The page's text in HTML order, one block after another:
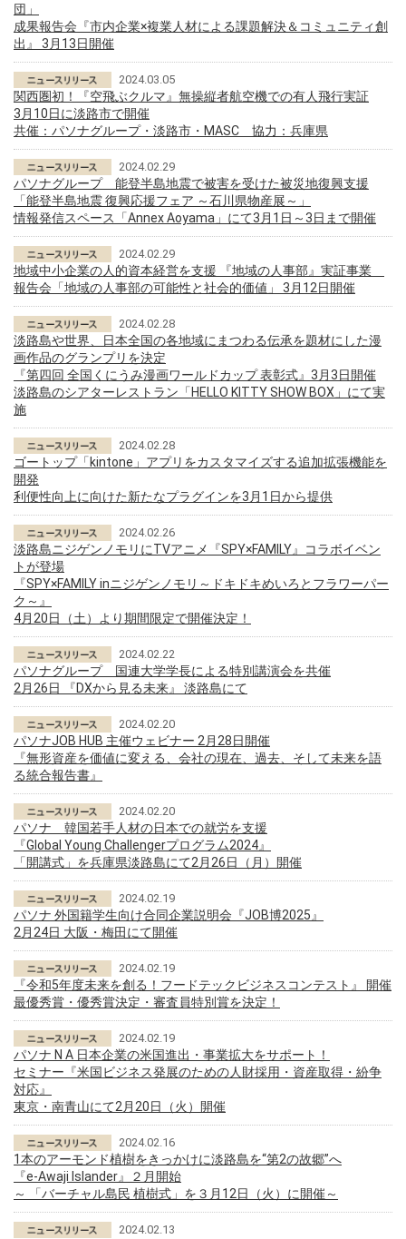
団」
成果報告会『市内企業×複業人材による課題解決＆コミュニティ創
出』 3月13日開催
2024.03.05
関西圏初！『空飛ぶクルマ』無操縦者航空機での有人飛行実証
3月10日に淡路市で開催
共催：パソナグループ・淡路市・MASC 協力：兵庫県
2024.02.29
パソナグループ 能登半島地震で被害を受けた被災地復興支援
「能登半島地震 復興応援フェア ～石川県物産展～」
情報発信スペース「Annex Aoyama」にて3月1日～3日まで開催
2024.02.29
地域中小企業の人的資本経営を支援 『地域の人事部』実証事業
報告会「地域の人事部の可能性と社会的価値」 3月12日開催
2024.02.28
淡路島や世界、日本全国の各地域にまつわる伝承を題材にした漫
画作品のグランプリを決定
『第四回 全国くにうみ漫画ワールドカップ 表彰式』3月3日開催
淡路島のシアターレストラン「HELLO KITTY SHOW BOX」にて実
施
2024.02.28
ゴートップ「kintone」アプリをカスタマイズする追加拡張機能を
開発
利便性向上に向けた新たなプラグインを3月1日から提供
2024.02.26
淡路島ニジゲンノモリにTVアニメ『SPY×FAMILY』コラボイベン
トが登場
『SPY×FAMILY inニジゲンノモリ～ドキドキめいろとフラワーパー
ク～』
4月20日（土）より期間限定で開催決定！
2024.02.22
パソナグループ 国連大学学長による特別講演会を共催
2月26日 『DXから見る未来』 淡路島にて
2024.02.20
パソナJOB HUB 主催ウェビナー 2月28日開催
『無形資産を価値に変える、会社の現在、過去、そして未来を語
る統合報告書』
2024.02.20
パソナ 韓国若手人材の日本での就労を支援
『Global Young Challengerプログラム2024』
「開講式」を兵庫県淡路島にて2月26日（月）開催
2024.02.19
パソナ 外国籍学生向け合同企業説明会『JOB博2025』
2月24日 大阪・梅田にて開催
2024.02.19
『令和5年度未来を創る！フードテックビジネスコンテスト』 開催
最優秀賞・優秀賞決定・審査員特別賞を決定！
2024.02.19
パソナ N A 日本企業の米国進出・事業拡大をサポート！
セミナー『米国ビジネス発展のための人財採用・資産取得・紛争
対応』
東京・南青山にて2月20日（火）開催
2024.02.16
1本のアーモンド植樹をきっかけに淡路島を“第2の故郷”へ
『e-Awaji Islander』２月開始
～ 「バーチャル島民 植樹式」を３月12日（火）に開催～
2024.02.13